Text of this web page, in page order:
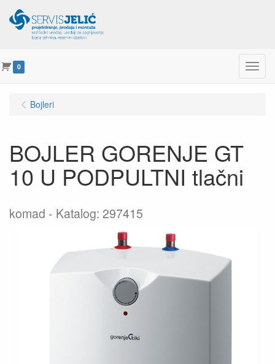
0 Menu
Bojleri
BOJLER GORENJE GT
10 U PODPULTNI tlačni
komad Katalog: 297415